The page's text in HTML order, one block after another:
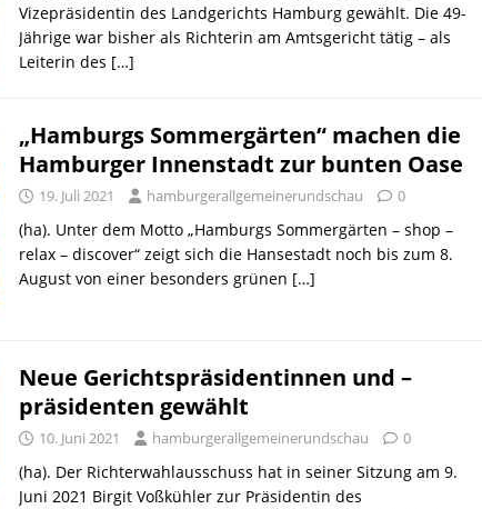
Vizepräsidentin des Landgerichts Hamburg gewählt. Die 49-
Jährige war bisher als Richterin am Amtsgericht tätig – als
Leiterin des […]
„Hamburgs Sommergärten“ machen die
Hamburger Innenstadt zur bunten Oase
19. Juli 2021 hamburgerallgemeinerundschau 0
(ha). Unter dem Motto „Hamburgs Sommergärten – shop –
relax – discover“ zeigt sich die Hansestadt noch bis zum 8.
August von einer besonders grünen […]
Neue Gerichtspräsidentinnen und –
präsidenten gewählt
10. Juni 2021 hamburgerallgemeinerundschau 0
(ha). Der Richterwahlausschuss hat in seiner Sitzung am 9.
Juni 2021 Birgit Voßkühler zur Präsidentin des